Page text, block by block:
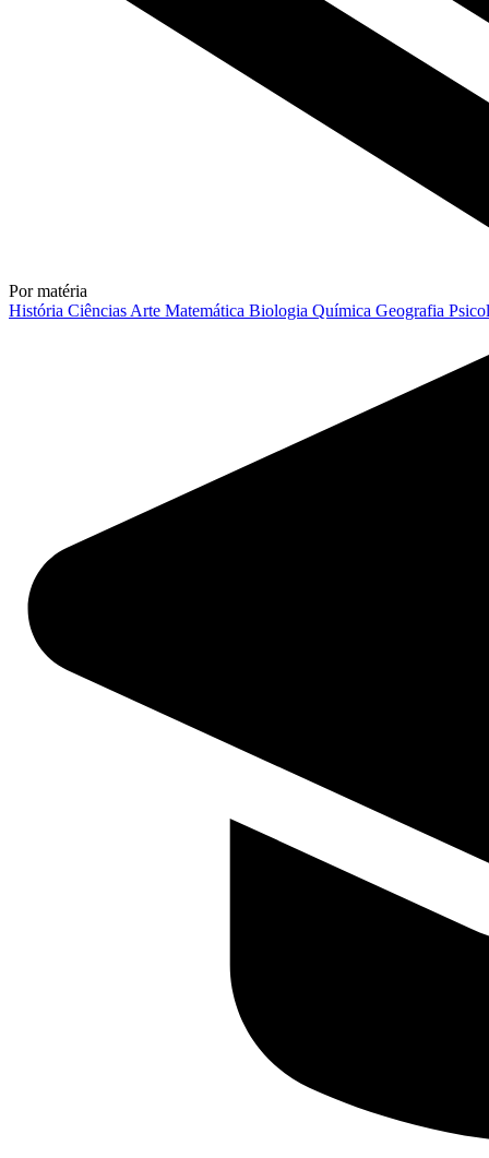
Por matéria
História Ciências Arte Matemática Biologia Química Geografia